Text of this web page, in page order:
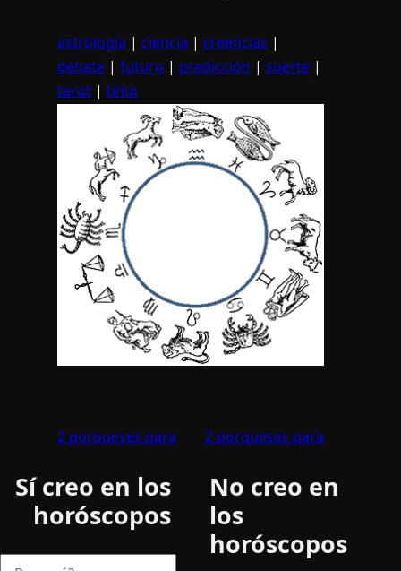
astrologí­a | ciencia | creencias |
debate | futuro | predicción | suerte |
tarot | timo
2 porqueses para
Sí­ creo en los
horóscopos
2 porqueses para
No creo en
los
horóscopos